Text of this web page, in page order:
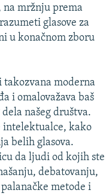
na mržnju prema
glasove za
u konačnom zboru
takozvana moderna
i omalovažava baš
našeg društva.
intelektualce, kako
belih glasova.
da ljudi od kojih ste
debatovanju,
metode i